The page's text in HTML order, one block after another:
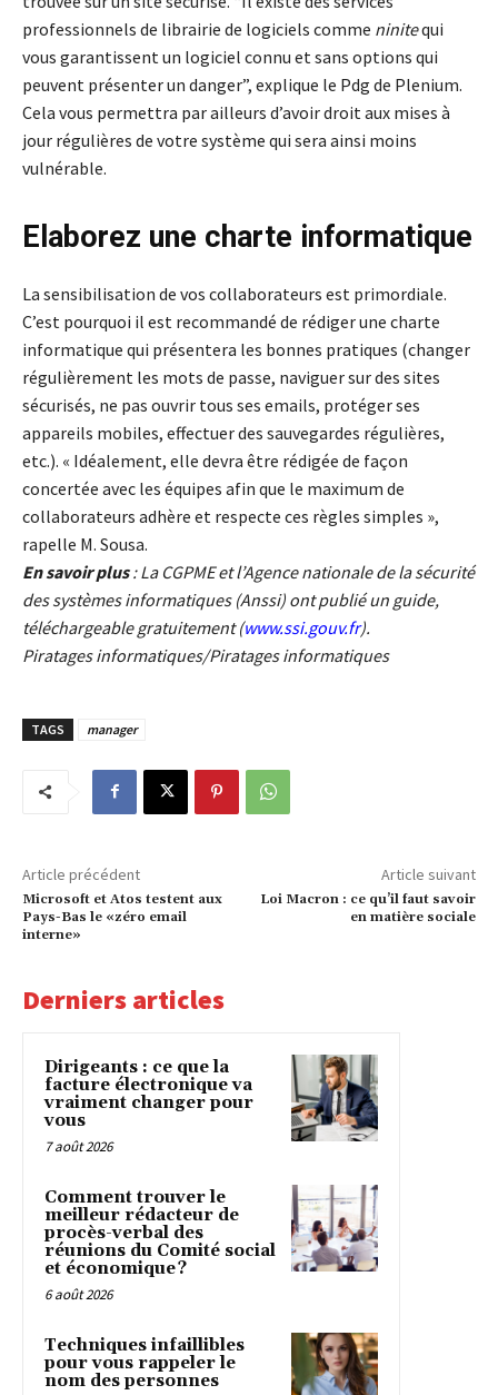
professionnels de librairie de logiciels comme ninitequi
vous garantissent un logiciel connu et sans options qui
peuvent présenter un danger”, explique le Pdg de Plenium.
Cela vous permettra par ailleurs d’avoir droit aux mises à
jour régulières de votre système qui sera ainsi moins
vulnérable.
Elaborez une charte informatique
La sensibilisation de vos collaborateurs est primordiale.
C’est pourquoi il est recommandé de rédiger une charte
informatique qui présentera les bonnes pratiques (changer
régulièrement les mots de passe, naviguer sur des sites
sécurisés, ne pas ouvrir tous ses emails, protéger ses
appareils mobiles, effectuer des sauvegardes régulières,
etc.). « Idéalement, elle devra être rédigée de façon
concertée avec les équipes afin que le maximum de
collaborateurs adhère et respecte ces règles simples »,
rapelle M. Sousa.
En savoir plus: La CGPME et l’Agence nationale de la sécurité
des systèmes informatiques (Anssi) ont publié un guide,
téléchargeable gratuitement (www.ssi.gouv.fr).
Piratages informatiques/Piratages informatiques
TAGS manager
Article précédent
Microsoft et Atos testent aux
Pays-Bas le «zéro email
interne»
Article suivant
Loi Macron : ce qu’il faut savoir
en matière sociale
Derniers articles
Dirigeants : ce que la
facture électronique va
vraiment changer pour
vous
7 août 2026
Comment trouver le
meilleur rédacteur de
procès-verbal des
réunions du Comité social
et économique ?
6 août 2026
Techniques infaillibles
pour vous rappeler le
nom des personnes